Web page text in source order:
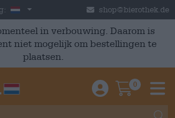
Nederland shop@bierothek.de
in verbouwing. Daarom is
niet mogelijk om bestellingen te
plaatsen.
Einloggen /
0